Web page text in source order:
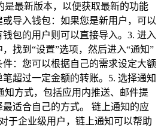
是最新版本，以便获取最新的功能
或导入钱包：如果您是新用户，可以
包的用户则可以直接导入。3. 进入
找到“设置”选项，然后进入“通知”
：您可以根据自己的需求设定大额
超过一定金额的转账。5. 选择通知
知方式，包括应用内推送、邮件提
适合自己的方式。 链上通知的应
于企业级用户，链上通知可以帮助